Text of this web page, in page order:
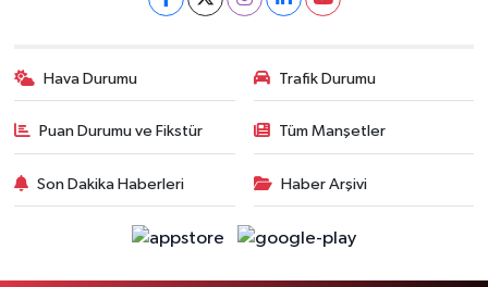
Hava Durumu Trafik Durumu
Puan Durumu ve Fikstür Tüm Manşetler
Son Dakika Haberleri Haber Arşivi